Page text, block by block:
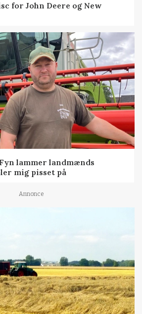
for John Deere og New
lammer landmænds
mig pisset på
Annonce